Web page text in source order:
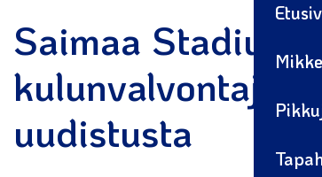
Saimaa Stadiumi
uudistusta